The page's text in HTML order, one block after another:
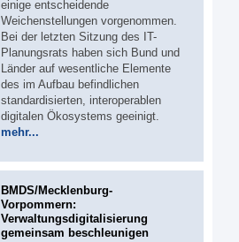
einige entscheidende
Weichenstellungen vorgenommen.
Bei der letzten Sitzung des IT-
Planungsrats haben sich Bund und
Länder auf wesentliche Elemente
des im Aufbau befindlichen
standardisierten, interoperablen
digitalen Ökosystems geeinigt.
mehr...
BMDS/Mecklenburg-
Vorpommern:
Verwaltungsdigitalisierung
gemeinsam beschleunigen